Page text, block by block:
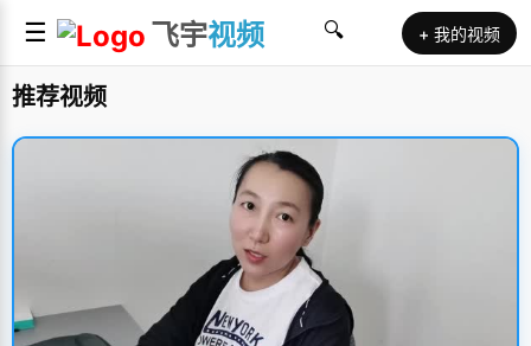
☰ 飞宇视频 🔍 + 我的视频
推荐视频